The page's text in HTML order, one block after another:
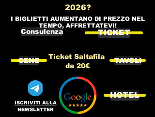
2026?
I BIGLIETTI AUMENTANO DI PREZZO NEL
TEMPO, AFFRETTATEVI!
Consulenza TICKET
CENE
Ticket Saltafila
da 20€
TAVOLI
ISCRIVITI ALLA
NEWSLETTER
HOTEL